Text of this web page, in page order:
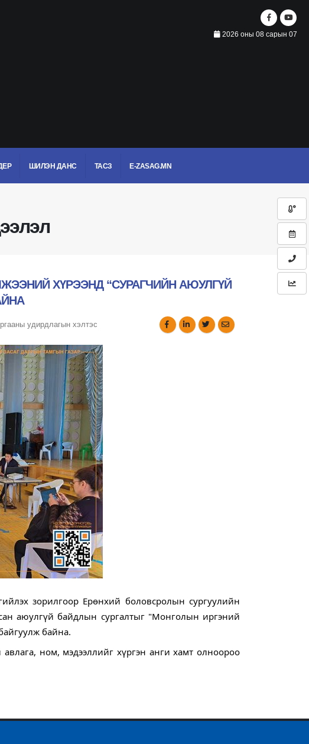
2026 оны 08 сарын 07
ШИЛЭН ДАНС ТАСЗ E-ZASAG.MN
ХҮРЭЭНД “СУРАГЧИЙН АЮУЛГҮЙ
удирдлагын хэлтэс
зорилгоор Ерөнхий боловсролын сургуулийн
аюулгүй байдлын сургалтыг "Монголын иргэний
байна.
ном, мэдээллийг хүргэн анги хамт олноороо